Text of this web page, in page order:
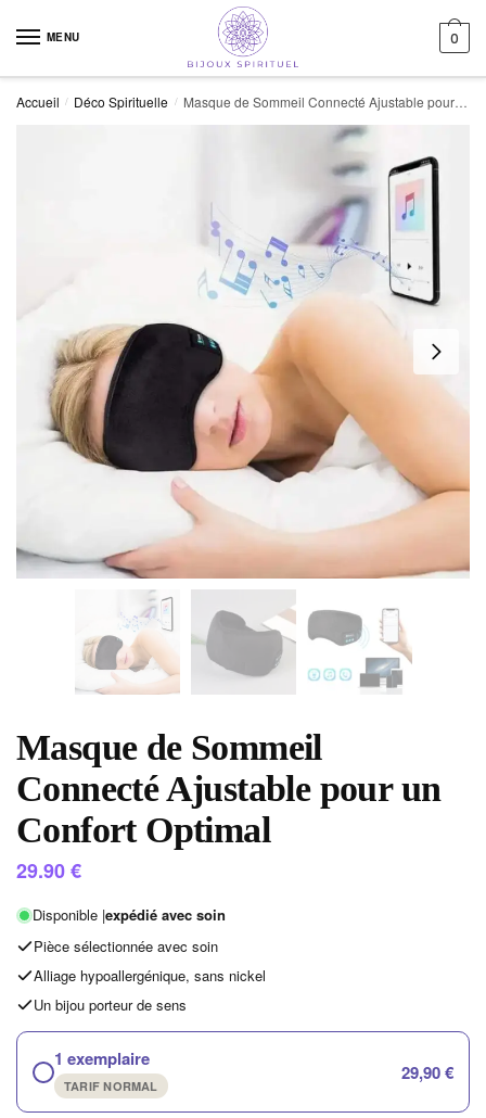
MENU 0
Accueil / Déco Spirituelle / Masque de Sommeil Connecté Ajustable pour un Confort Optimal
Masque de Sommeil
Connecté Ajustable pour un
Confort Optimal
29.90€
Disponible |expédié avec soin
Pièce sélectionnée avec soin
Alliage hypoallergénique, sans nickel
Un bijou porteur de sens
1 exemplaire
TARIF NORMAL
29,90 €